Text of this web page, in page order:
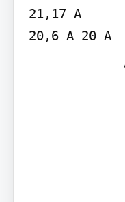
21,17 A
20,6 A 20 A